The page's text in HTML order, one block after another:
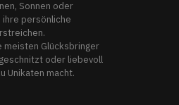
Sonnen oder
ihre persönliche
meisten Glücksbringer
oder liebevoll
Unikaten macht.